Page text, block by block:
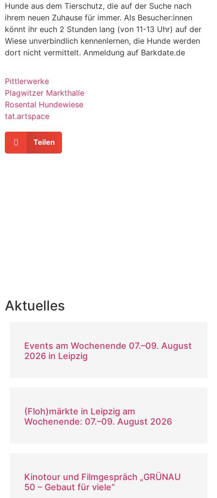
Hunde aus dem Tierschutz, die auf der Suche nach
ihrem neuen Zuhause für immer. Als Besucher:innen
könnt ihr euch 2 Stunden lang (von 11-13 Uhr) auf der
Wiese unverbindlich kennenlernen, die Hunde werden
dort nicht vermittelt. Anmeldung auf Barkdate.de
Pittlerwerke
Plagwitzer Markthalle
Rosental Hundewiese
tat.artspace
Teilen
Aktuelles
Events am Wochenende 07.–09. August
2026 in Leipzig
(Floh)märkte in Leipzig am
Wochenende: 07.–09. August 2026
Kinotour und Filmgespräch „GRÜNAU
50 – Gebaut für viele“